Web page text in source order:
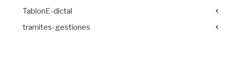
TablonE-dictal
tramites-gestiones